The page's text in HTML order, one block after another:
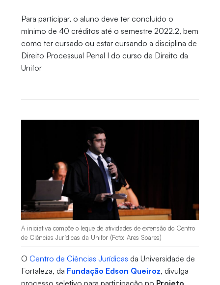
Para participar, o aluno deve ter concluído o
mínimo de 40 créditos até o semestre 2022.2, bem
como ter cursado ou estar cursando a disciplina de
Direito Processual Penal I do curso de Direito da
Unifor
A iniciativa compõe o leque de atividades de extensão do Centro
de Ciências Jurídicas da Unifor (Foto: Ares Soares)
O Centro de Ciências Jurídicas da Universidade de
Fortaleza, da Fundação Edson Queiroz, divulga